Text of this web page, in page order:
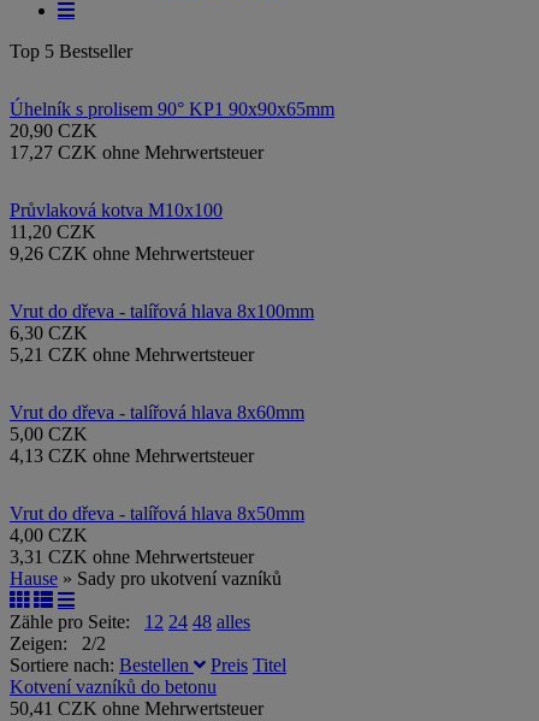
Top 5 Bestseller
Úhelník s prolisem 90° KP1 90x90x65mm
20,90 CZK
17,27 CZK ohne Mehrwertsteuer
Průvlaková kotva M10x100
11,20 CZK
9,26 CZK ohne Mehrwertsteuer
Vrut do dřeva - talířová hlava 8x100mm
6,30 CZK
5,21 CZK ohne Mehrwertsteuer
Vrut do dřeva - talířová hlava 8x60mm
5,00 CZK
4,13 CZK ohne Mehrwertsteuer
Vrut do dřeva - talířová hlava 8x50mm
4,00 CZK
3,31 CZK ohne Mehrwertsteuer
Hause » Sady pro ukotvení vazníků
Zähle pro Seite: 12 24 48 alles
Zeigen: 2/2
Sortiere nach: Bestellen Preis Titel
Kotvení vazníků do betonu
50,41 CZK ohne Mehrwertsteuer